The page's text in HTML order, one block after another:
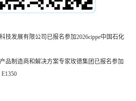
技发展有限公司已报名参加2026cippe中国石化
品制造商和解决方案专家玫德集团已报名参加